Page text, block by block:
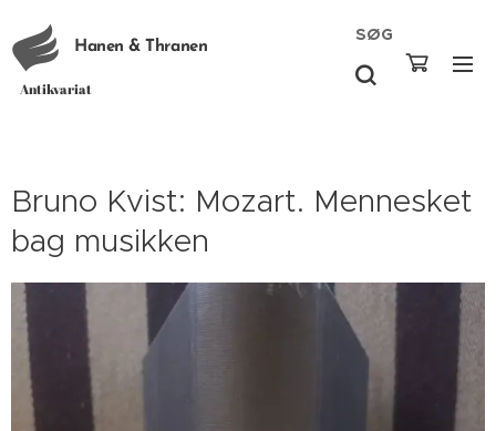
Hanen & Thranen
Antikvariat
SØG
Bruno Kvist: Mozart. Mennesket
bag musikken